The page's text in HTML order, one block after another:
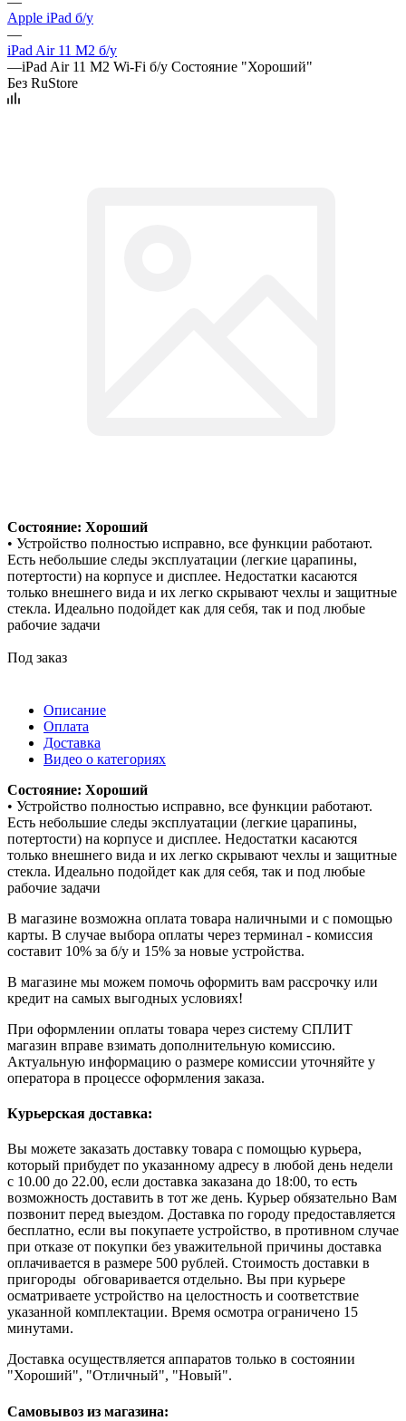
Apple iPad б/у
—
iPad Air 11 M2 б/у
—iPad Air 11 M2 Wi-Fi б/у Состояние "Хороший"
Без RuStore
Состояние: Хороший
• Устройство полностью исправно, все функции работают.
Есть небольшие следы эксплуатации (легкие царапины,
потертости) на корпусе и дисплее. Недостатки касаются
только внешнего вида и их легко скрывают чехлы и защитные
стекла. Идеально подойдет как для себя, так и под любые
рабочие задачи
Под заказ
Описание
Оплата
Доставка
Видео о категориях
Состояние: Хороший
• Устройство полностью исправно, все функции работают.
Есть небольшие следы эксплуатации (легкие царапины,
потертости) на корпусе и дисплее. Недостатки касаются
только внешнего вида и их легко скрывают чехлы и защитные
стекла. Идеально подойдет как для себя, так и под любые
рабочие задачи
В магазине возможна оплата товара наличными и с помощью
карты. В случае выбора оплаты через терминал - комиссия
составит 10% за б/у и 15% за новые устройства.
В магазине мы можем помочь оформить вам рассрочку или
кредит на самых выгодных условиях!
При оформлении оплаты товара через систему СПЛИТ
магазин вправе взимать дополнительную комиссию.
Актуальную информацию о размере комиссии уточняйте у
оператора в процессе оформления заказа.
Курьерская доставка:
Вы можете заказать доставку товара с помощью курьера,
который прибудет по указанному адресу в любой день недели
с 10.00 до 22.00, если доставка заказана до 18:00, то есть
возможность доставить в тот же день. Курьер обязательно Вам
позвонит перед выездом. Доставка по городу предоставляется
бесплатно, если вы покупаете устройство, в противном случае
при отказе от покупки без уважительной причины доставка
оплачивается в размере 500 рублей. Стоимость доставки в
пригороды обговаривается отдельно. Вы при курьере
осматриваете устройство на целостность и соответствие
указанной комплектации. Время осмотра ограничено 15
минутами.
Доставка осуществляется аппаратов только в состоянии
"Хороший", "Отличный", "Новый".
Самовывоз из магазина: